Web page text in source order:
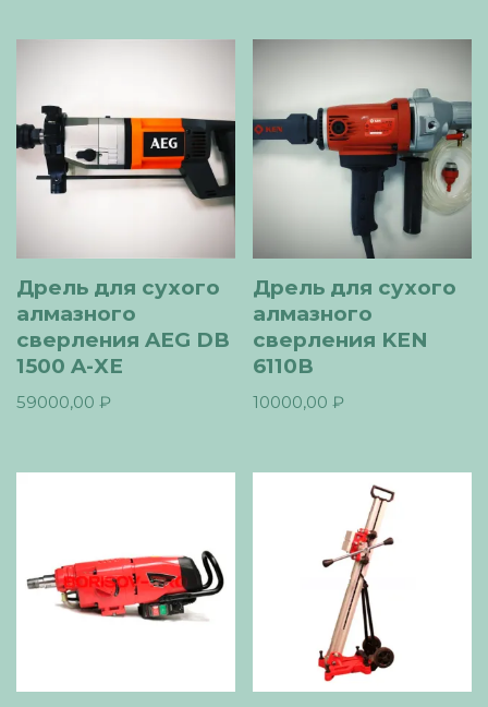
Дрель для сухого
алмазного
сверления AEG DB
1500 A-XE
59000,00 ₽
Дрель для сухого
алмазного
сверления KEN
6110B
10000,00₽